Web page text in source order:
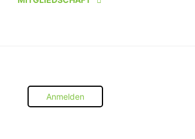
INSTITUTION
Anmelden